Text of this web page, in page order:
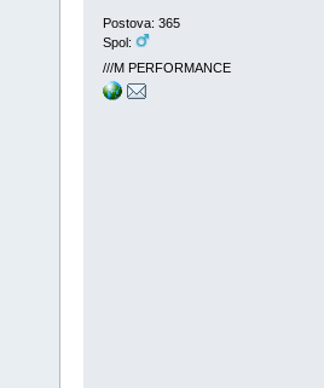
Postova: 365
Spol:
///M PERFORMANCE